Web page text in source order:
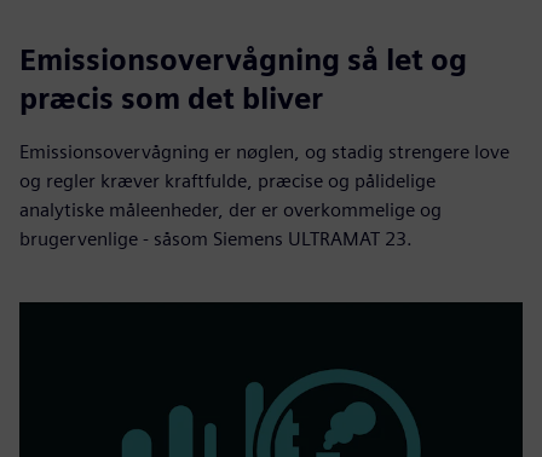
Emissionsovervågning så let og
præcis som det bliver
Emissionsovervågning er nøglen, og stadig strengere love
og regler kræver kraftfulde, præcise og pålidelige
analytiske måleenheder, der er overkommelige og
brugervenlige - såsom Siemens ULTRAMAT 23.